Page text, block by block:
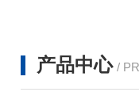
产品中心 /